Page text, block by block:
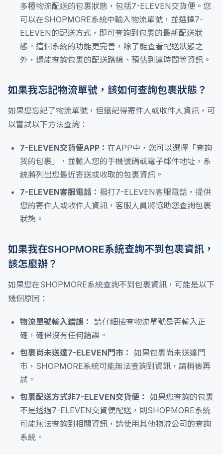
多種物流配送的包裹狀態，包括7-ELEVEN交貨便。您
可以在SHOPMORE系統中輸入物流單號，並選擇7-
ELEVEN的配送方式，即可查詢到包裹的最新配送狀
態。這個系統的功能更完善，除了能查看配送狀態之
外，還能查詢包裹的配送路線、預估到達時間等資訊。
如果我忘記物流單號，該如何查詢包裹狀態？
如果您忘記了物流單號，但還記得寄件人或收件人資訊，可
以嘗試以下方法查詢：
7-ELEVEN交貨便APP： 在APP中，您可以選擇「查詢
我的包裹」，並輸入您的手機號碼或電子郵件地址，系
統將列出您最近寄送或收取的包裹資訊。
7-ELEVEN客服電話： 撥打7-ELEVEN客服電話，提供
您的寄件人或收件人資訊，客服人員將協助您查詢包裹
狀態。
如果我在SHOPMORE系統查詢不到包裹資訊，
該怎麼辦？
如果您在SHOPMORE系統查詢不到包裹資訊，可能是以下
幾個原因：
物流單號輸入錯誤： 請仔細檢查物流單號是否輸入正
確，確保沒有任何錯誤。
包裹尚未送達7-ELEVEN門市： 如果包裹尚未送達門
市，SHOPMORE系統可能無法查詢到資訊，請稍後再
試。
包裹配送方式非7-ELEVEN交貨便： 如果您查詢的包裹
不是透過7-ELEVEN交貨便配送，則SHOPMORE系統
可能無法查詢到相關資訊，請使用其他物流公司的查詢
系統。